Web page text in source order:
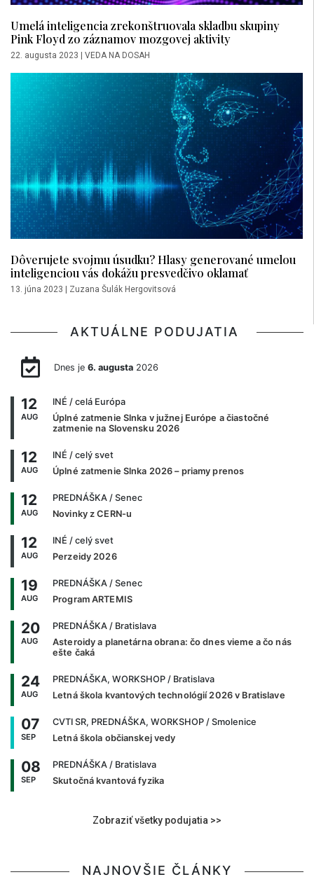
Umelá inteligencia zrekonštruovala skladbu skupiny
Pink Floyd zo záznamov mozgovej aktivity
22. augusta 2023 VEDA NA DOSAH
Dôverujete svojmu úsudku? Hlasy generované umelou
inteligenciou vás dokážu presvedčivo oklamať
13. júna 2023 | Zuzana Šulák Hergovitsová
AKTUÁLNE PODUJATIA
Dnes je 6. augusta2026
12
AUG
INÉ / celá Európa
Úplné zatmenie Slnka v južnej Európe a čiastočné
zatmenie na Slovensku 2026
12
AUG
INÉ / celý svet
Úplné zatmenie Slnka 2026 – priamy prenos
12
AUG
PREDNÁŠKA / Senec
Novinky z CERN-u
12
AUG
INÉ / celý svet
Perzeidy 2026
19
AUG
PREDNÁŠKA / Senec
Program ARTEMIS
20
AUG
PREDNÁŠKA / Bratislava
Asteroidy a planetárna obrana: čo dnes vieme a čo nás
ešte čaká
24
AUG
PREDNÁŠKA, WORKSHOP / Bratislava
Letná škola kvantových technológií 2026 v Bratislave
07
SEP
CVTI SR, PREDNÁŠKA, WORKSHOP / Smolenice
Letná škola občianskej vedy
08
SEP
PREDNÁŠKA / Bratislava
Skutočná kvantová fyzika
Zobraziť všetky podujatia >>
NAJNOVŠIE ČLÁNKY